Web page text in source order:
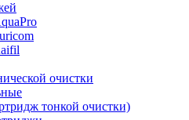
очистки
тонкой очистки)